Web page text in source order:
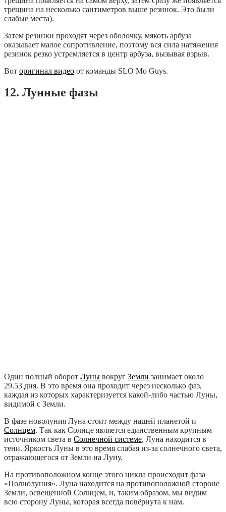
трещина на несколько сантиметров выше резинок. Это были
слабые места).
Затем резинки проходят через оболочку, мякоть арбуза
оказывает малое сопротивление, поэтому вся сила натяжения
резинок резко устремляется в центр арбуза, вызывая взрыв.
Вот оригинал видео от команды SLO Мо Guys.
12. Лунные фазы
Один полный оборот Луны вокруг Земли занимает около
29.53 дня. В это время она проходит через несколько фаз,
каждая из которых характеризуется какой-либо частью Луны,
видимой с Земли.
В фазе новолуния Луна стоит между нашей планетой и
Солнцем. Так как Солнце является единственным крупным
источником света в Солнечной системе, Луна находится в
тени. Яркость Луны в это время слабая из-за солнечного света,
отражающегося от Земли на Луну.
На противоположном конце этого цикла происходит фаза
«Полнолуния». Луна находится на противоположной стороне
Земли, освещенной Солнцем, и, таким образом, мы видим
всю сторону Луны, которая всегда повёрнута к нам.